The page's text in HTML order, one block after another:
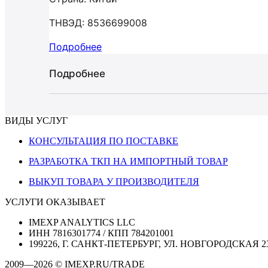
ТНВЭД: 8536699008
Подробнее
Подробнее
ВИДЫ УСЛУГ
КОНСУЛЬТАЦИЯ ПО ПОСТАВКЕ
РАЗРАБОТКА ТКП НА ИМПОРТНЫЙ ТОВАР
ВЫКУП ТОВАРА У ПРОИЗВОДИТЕЛЯ
УСЛУГИ ОКАЗЫВАЕТ
IMEXP ANALYTICS LLC
ИНН 7816301774 / КПП 784201001
199226, Г. САНКТ-ПЕТЕРБУРГ, УЛ. НОВГОРОДСКАЯ
2009—2026 © IMEXP.RU/TRADE